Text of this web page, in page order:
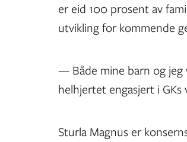
er eid 100 prosent av
utvikling for kommende
— Både mine barn og
helhjertet engasjert i
Sturla Magnus er